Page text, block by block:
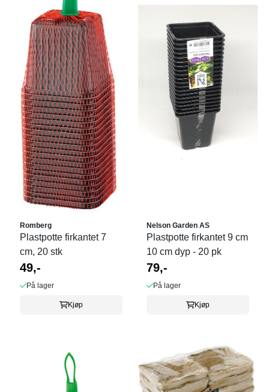
Romberg
Plastpotte firkantet 7
cm, 20 stk
49,-
På lager
Kjøp
Nelson Garden AS
Plastpotte firkantet 9 cm
10 cm dyp - 20 pk
79,-
På lager
Kjøp